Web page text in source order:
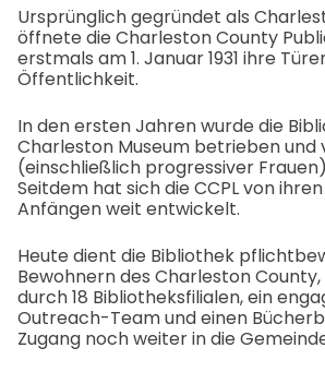
Ursprünglich gegründet als
öffnete die Charleston County
erstmals am 1. Januar 1931 ihre
Öffentlichkeit.
In den ersten Jahren wurde die
Charleston Museum betrieben und
(einschließlich progressiver
Seitdem hat sich die CCPL von
Anfängen weit entwickelt.
Heute dient die Bibliothek
Bewohnern des Charleston
durch 18 Bibliotheksfilialen, ein
Outreach-Team und einen
Zugang noch weiter in die